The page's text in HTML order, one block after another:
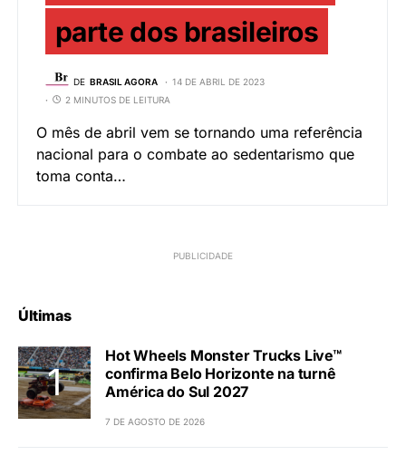
parte dos brasileiros
DE BRASIL AGORA
14 DE ABRIL DE 2023
2 MINUTOS DE LEITURA
O mês de abril vem se tornando uma referência
nacional para o combate ao sedentarismo que
toma conta…
Últimas
Hot Wheels Monster Trucks Live™
confirma Belo Horizonte na turnê
América do Sul 2027
7 DE AGOSTO DE 2026